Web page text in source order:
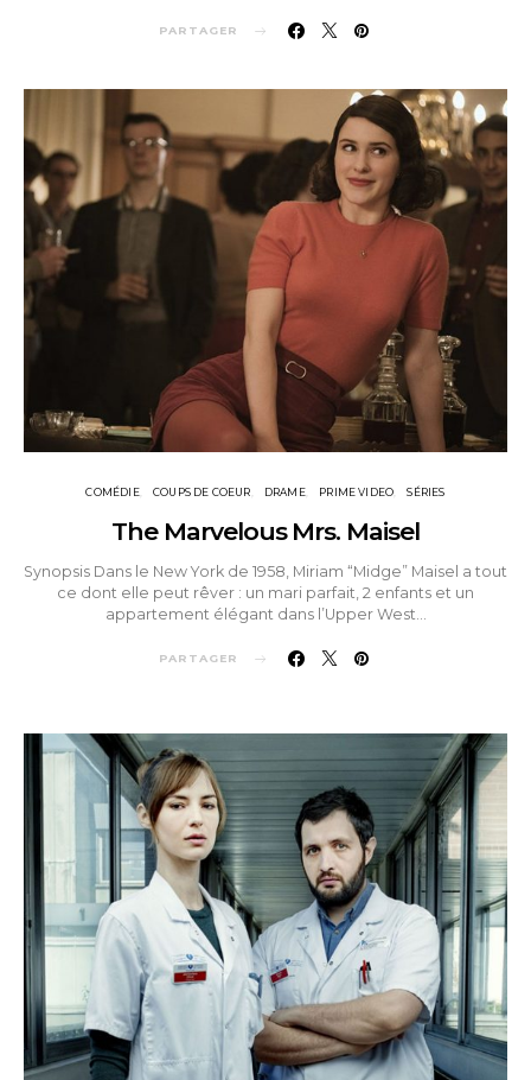
PARTAGER
COMÉDIE COUPS DE COEUR DRAME PRIME VIDEO SÉRIES
The Marvelous Mrs. Maisel
Synopsis Dans le New York de 1958, Miriam “Midge” Maisel a tout
ce dont elle peut rêver : un mari parfait, 2 enfants et un
appartement élégant dans l’Upper West…
PARTAGER